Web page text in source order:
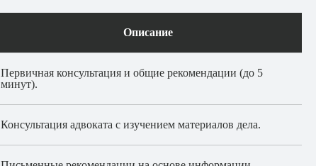
Описание
Первичная консультация и общие рекомендации (до 5
минут).
Консультация адвоката с изучением материалов дела.